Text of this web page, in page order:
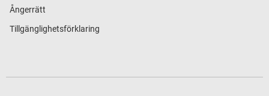
Ångerrätt
Tillgänglighetsförklaring